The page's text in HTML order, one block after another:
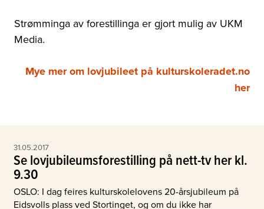
Strømminga av forestillinga er gjort mulig av UKM
Media.
Mye mer om lovjubileet på kulturskoleradet.no
her
31.05.2017
Se lovjubileumsforestilling på nett-tv her kl.
9.30
OSLO: I dag feires kulturskolelovens 20-årsjubileum på
Eidsvolls plass ved Stortinget, og om du ikke har